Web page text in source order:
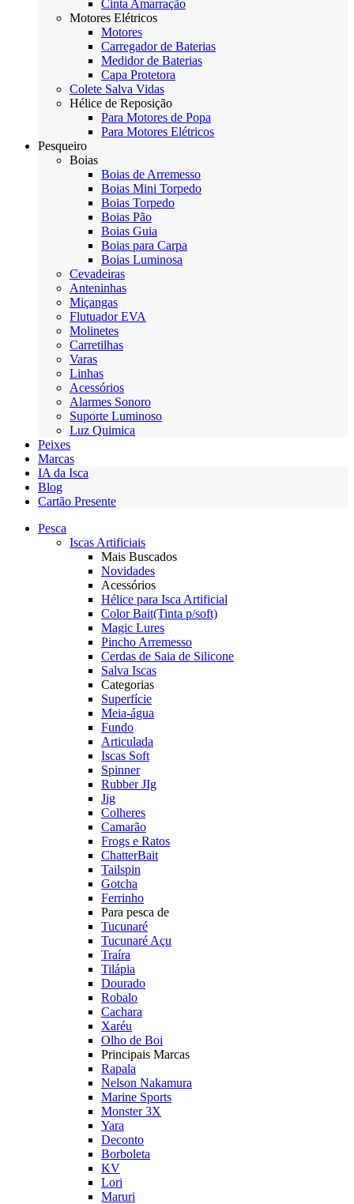
Cinta Amarração
Motores Elétricos
Motores
Carregador de Baterias
Medidor de Baterias
Capa Protetora
Colete Salva Vidas
Hélice de Reposição
Para Motores de Popa
Para Motores Elétricos
Pesqueiro
Boias
Boias de Arremesso
Boias Mini Torpedo
Boias Torpedo
Boias Pão
Boias Guia
Boias para Carpa
Boias Luminosa
Cevadeiras
Anteninhas
Miçangas
Flutuador EVA
Molinetes
Carretilhas
Varas
Linhas
Acessórios
Alarmes Sonoro
Suporte Luminoso
Luz Quimica
Peixes
Marcas
IA da Isca
Blog
Cartão Presente
Pesca
Iscas Artificiais
Mais Buscados
Novidades
Acessórios
Hélice para Isca Artificial
Color Bait(Tinta p/soft)
Magic Lures
Pincho Arremesso
Cerdas de Saia de Silicone
Salva Iscas
Categorias
Superfície
Meia-água
Fundo
Articulada
Iscas Soft
Spinner
Rubber JIg
Jig
Colheres
Camarão
Frogs e Ratos
ChatterBait
Tailspin
Gotcha
Ferrinho
Para pesca de
Tucunaré
Tucunaré Açu
Traíra
Tilápia
Dourado
Robalo
Cachara
Xaréu
Olho de Boi
Principais Marcas
Rapala
Nelson Nakamura
Marine Sports
Monster 3X
Yara
Deconto
Borboleta
KV
Lori
Maruri